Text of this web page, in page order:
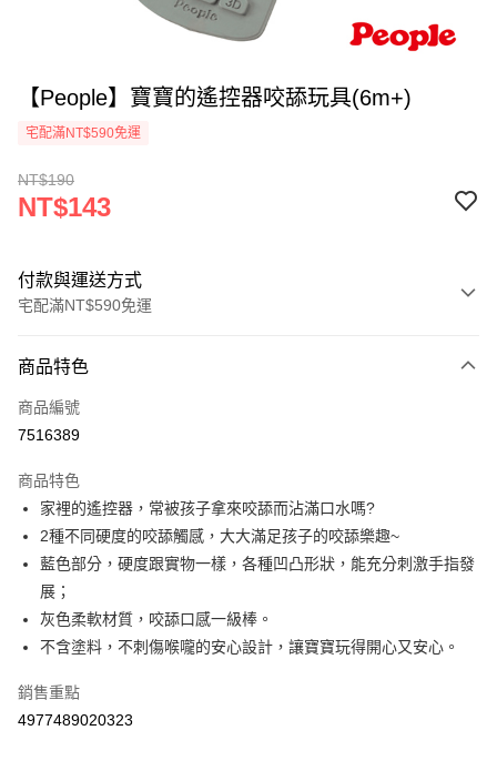
【People】寶寶的遙控器咬舔玩具(6m+)
宅配滿NT$590免運
NT$190
NT$143
付款與運送方式
宅配滿NT$590免運
信用卡一次付款
LINE Pay
街口支付
悠遊付
Google Pay
AFTEE先享後付
相關說明
AFTEE先享後付是「在收到商品之後才付款」的支付方式。 讓您購物簡單
便利好安心！
ATM付款
商品特色
商品編號
7516389
商品特色
家裡的遙控器，常被孩子拿來咬舔而沾滿口水嗎?
2種不同硬度的咬舔觸感，大大滿足孩子的咬舔樂趣~
藍色部分，硬度跟實物一樣，各種凹凸形狀，能充分刺激手指發
展；
灰色柔軟材質，咬舔口感一級棒。
不含塗料，不刺傷喉嚨的安心設計，讓寶寶玩得開心又安心。
銷售重點
4977489020323